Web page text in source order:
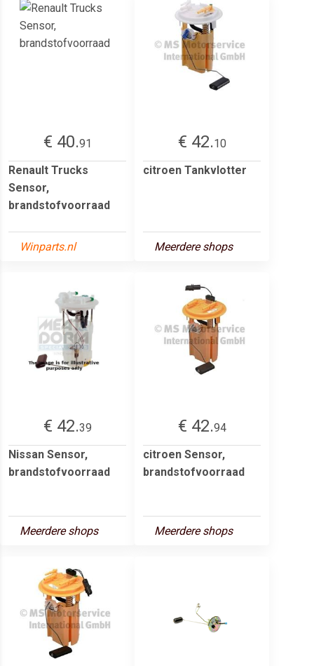
€ 40.91
Renault Trucks
Sensor,
brandstofvoorraad
Winparts.nl
€ 42.10
citroen Tankvlotter
Meerdere shops
€ 42.39
Nissan Sensor,
brandstofvoorraad
Meerdere shops
€ 42.94
citroen Sensor,
brandstofvoorraad
Meerdere shops